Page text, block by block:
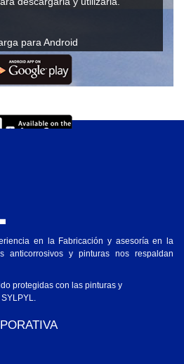
para Android
en la Fabricación y asesoría en la
anticorrosivos y pinturas nos respaldan
protegidas con las pinturas y